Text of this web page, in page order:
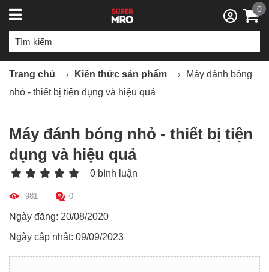
0
Trang chủ Kiến thức sản phẩm
Máy đánh bóng
nhỏ - thiết bị tiện dụng và hiệu quả
Máy đánh bóng nhỏ - thiết bị tiện
dụng và hiệu quả
0 bình luận
981 0
Ngày đăng: 20/08/2020
Ngày cập nhật: 09/09/2023